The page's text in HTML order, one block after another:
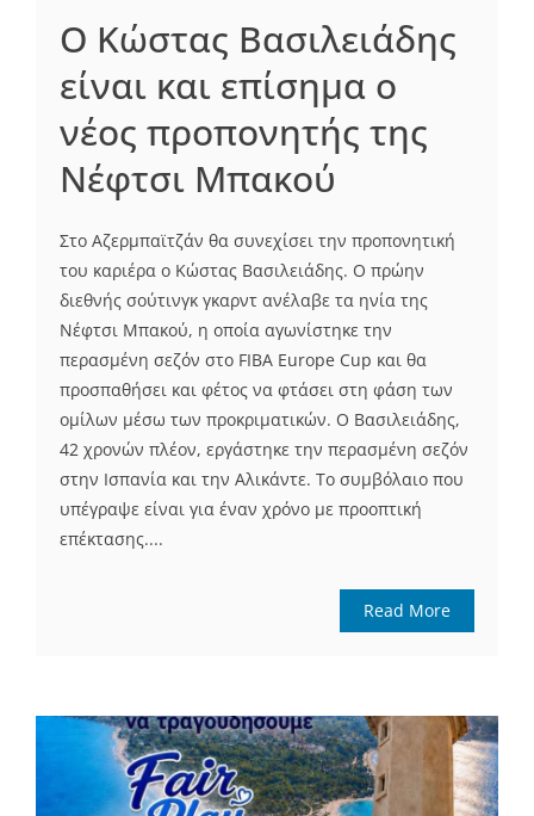
Ο Κώστας Βασιλειάδης
είναι και επίσημα ο
νέος προπονητής της
Νέφτσι Μπακού
Στο Αζερμπαϊτζάν θα συνεχίσει την προπονητική
του καριέρα ο Κώστας Βασιλειάδης. Ο πρώην
διεθνής σούτινγκ γκαρντ ανέλαβε τα ηνία της
Νέφτσι Μπακού, η οποία αγωνίστηκε την
περασμένη σεζόν στο FIBA Europe Cup και θα
προσπαθήσει και φέτος να φτάσει στη φάση των
ομίλων μέσω των προκριματικών. Ο Βασιλειάδης,
42 χρονών πλέον, εργάστηκε την περασμένη σεζόν
στην Ισπανία και την Αλικάντε. Το συμβόλαιο που
υπέγραψε είναι για έναν χρόνο με προοπτική
επέκτασης....
Read More